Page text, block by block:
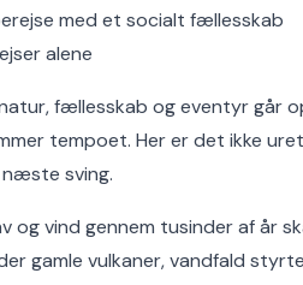
med et socialt fællesskab
alene
fællesskab og eventyr går
tempoet. Her er det ikke
sving.
og vind gennem tusinder af år
gamle vulkaner, vandfald